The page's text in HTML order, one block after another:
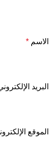
الاسم *
البريد
الموقع